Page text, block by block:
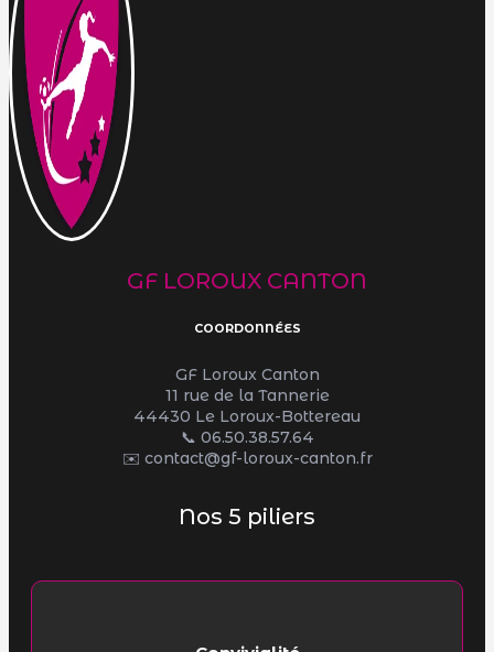
GF LOROUX CANTON
COORDONNÉES
GF Loroux Canton
11 rue de la Tannerie
44430 Le Loroux-Bottereau
📞 06.50.38.57.64
✉️ contact@gf-loroux-canton.fr
Nos 5 piliers